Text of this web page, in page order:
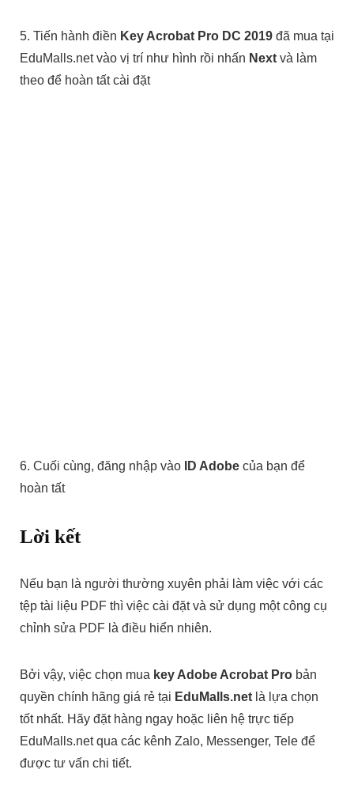
5. Tiến hành điền Key Acrobat Pro DC 2019đã mua tại
EduMalls.net vào vị trí như hình rồi nhấn Nextvà làm
theo để hoàn tất cài đặt
6. Cuối cùng, đăng nhập vào ID Adobecủa bạn để
hoàn tất
Lời kết
Nếu bạn là người thường xuyên phải làm việc với các
tệp tài liệu PDF thì việc cài đặt và sử dụng một công cụ
chỉnh sửa PDF là điều hiển nhiên.
Bởi vậy, việc chọn mua key Adobe Acrobat Probản
quyền chính hãng giá rẻ tại EduMalls.netlà lựa chọn
tốt nhất. Hãy đặt hàng ngay hoặc liên hệ trực tiếp
EduMalls.net qua các kênh Zalo, Messenger, Tele để
được tư vấn chi tiết.